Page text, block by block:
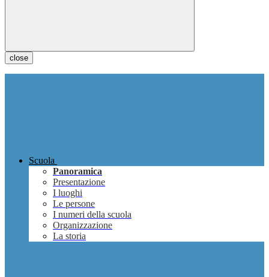
close
Scuola
Panoramica
Presentazione
I luoghi
Le persone
I numeri della scuola
Organizzazione
La storia